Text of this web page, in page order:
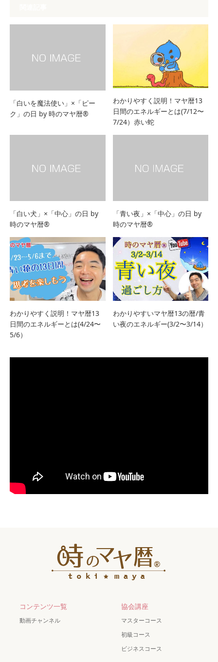
「白いを魔法使い」×「ピー
ク」の日 by 時のマヤ暦®
わかりやすく説明！マヤ暦13
日間のエネルギーとは(7/12〜
7/24）赤い蛇
「白い犬」×「中心」の日 by
時のマヤ暦®
「青い夜」×「中心」の日 by
時のマヤ暦®
わかりやすく説明！マヤ暦13
日間のエネルギーとは(4/24〜
5/6）
わかりやすいマヤ暦13の暦/青
い夜のエネルギー(3/2〜3/14）
コンテンツ一覧
動画チャンネル
協会講座
マスターコース
初級コース
ビジネスコース